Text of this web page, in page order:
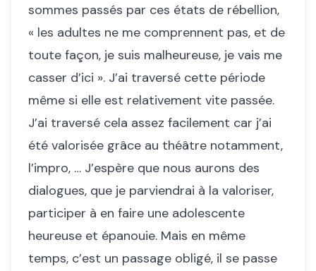
sommes passés par ces états de rébellion,
« les adultes ne me comprennent pas, et de
toute façon, je suis malheureuse, je vais me
casser d’ici ». J’ai traversé cette période
même si elle est relativement vite passée.
J’ai traversé cela assez facilement car j’ai
été valorisée grâce au théâtre notamment,
l’impro, … J’espère que nous aurons des
dialogues, que je parviendrai à la valoriser,
participer à en faire une adolescente
heureuse et épanouie. Mais en même
temps, c’est un passage obligé, il se passe